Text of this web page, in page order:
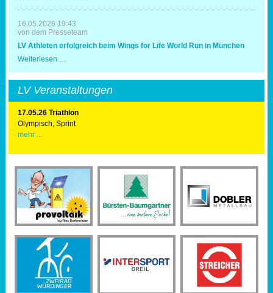
16.05.2026 19:43
von dem Presseteam
LV Athleten erfolgreich beim Wings for Life World Run in München
Weiterlesen …
erfolgreich
beim
Wings
for
Life
World
Run
LV Veranstaltungen
17.05.26 Triathlon
Olympisch, Sprint
mehr ...